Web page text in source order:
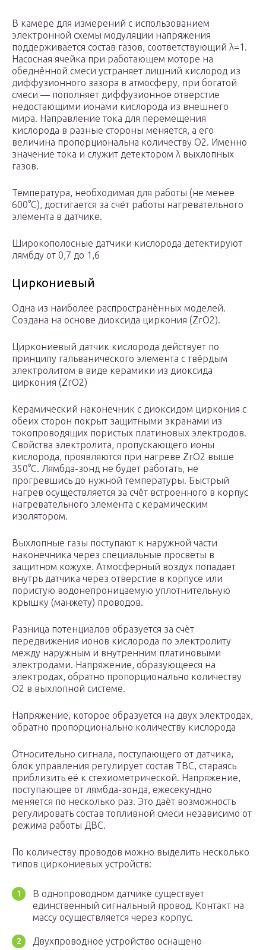
В камере для измерений с использованием
электронной схемы модуляции напряжения
поддерживается состав газов, соответствующий λ=1.
Насосная ячейка при работающем моторе на
обеднённой смеси устраняет лишний кислород из
диффузионного зазора в атмосферу, при богатой
смеси — пополняет диффузионное отверстие
недостающими ионами кислорода из внешнего
мира. Направление тока для перемещения
кислорода в разные стороны меняется, а его
величина пропорциональна количеству О2. Именно
значение тока и служит детектором λ выхлопных
газов.
Температура, необходимая для работы (не менее
600°C), достигается за счёт работы нагревательного
элемента в датчике.
Широкополосные датчики кислорода детектируют
лямбду от 0,7 до 1,6
Циркониевый
Одна из наиболее распространённых моделей.
Создана на основе диоксида циркония (ZrO2).
Циркониевый датчик кислорода действует по
принципу гальванического элемента с твёрдым
электролитом в виде керамики из диоксида
циркония (ZrO2)
Керамический наконечник с диоксидом циркония с
обеих сторон покрыт защитными экранами из
токопроводящих пористых платиновых электродов.
Свойства электролита, пропускающего ионы
кислорода, проявляются при нагреве ZrO2 выше
350°C. Лямбда-зонд не будет работать, не
прогревшись до нужной температуры. Быстрый
нагрев осуществляется за счёт встроенного в корпус
нагревательного элемента с керамическим
изолятором.
Выхлопные газы поступают к наружной части
наконечника через специальные просветы в
защитном кожухе. Атмосферный воздух попадает
внутрь датчика через отверстие в корпусе или
пористую водонепроницаемую уплотнительную
крышку (манжету) проводов.
Разница потенциалов образуется за счёт
передвижения ионов кислорода по электролиту
между наружным и внутренним платиновыми
электродами. Напряжение, образующееся на
электродах, обратно пропорционально количеству
О2 в выхлопной системе.
Напряжение, которое образуется на двух электродах,
обратно пропорционально количеству кислорода
Относительно сигнала, поступающего от датчика,
блок управления регулирует состав ТВС, стараясь
приблизить её к стехиометрической. Напряжение,
поступающее от лямбда-зонда, ежесекундно
меняется по несколько раз. Это даёт возможность
регулировать состав топливной смеси независимо от
режима работы ДВС.
По количеству проводов можно выделить несколько
типов циркониевых устройств:
В однопроводном датчике существует
единственный сигнальный провод. Контакт на
массу осуществляется через корпус.
Двухпроводное устройство оснащено